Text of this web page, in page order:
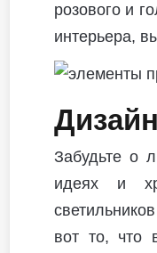
розового и
интерьера,
Забудьте о
идеях и
вот то, что